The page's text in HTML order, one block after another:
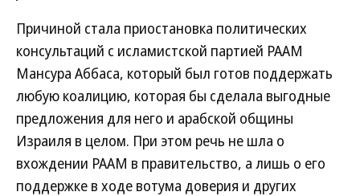
Причиной стала приостановка политических
консультаций с исламистской партией РААМ
Мансура Аббаса, который был готов поддержать
любую коалицию, которая бы сделала выгодные
предложения для него и арабской общины
Израиля в целом. При этом речь не шла о
вхождении РААМ в правительство, а лишь о его
поддержке в ходе вотума доверия и других